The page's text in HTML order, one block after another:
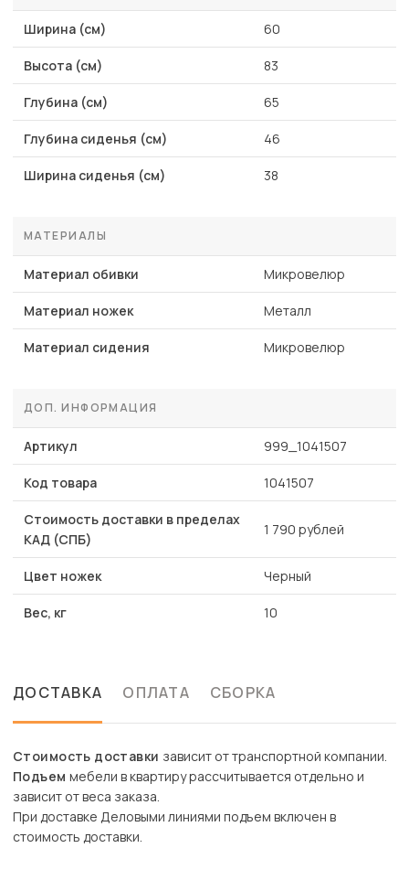
Ширина (см) 60
Высота (см) 83
Глубина (см) 65
Глубина сиденья (см) 46
Ширина сиденья (см) 38
МАТЕРИАЛЫ
Материал обивки Микровелюр
Материал ножек Металл
Материал сидения Микровелюр
ДОП. ИНФОРМАЦИЯ
Артикул 999_1041507
Код товара 1041507
Стоимость доставки в пределах
КАД (СПБ)
1 790 рублей
Цвет ножек Черный
Вес, кг 10
ДОСТАВКА ОПЛАТА СБОРКА
Стоимость доставки зависит от транспортной компании.
Подъем мебели в квартиру рассчитывается отдельно и
зависит от веса заказа.
При доставке Деловыми линиями подъем включен в
стоимость доставки.